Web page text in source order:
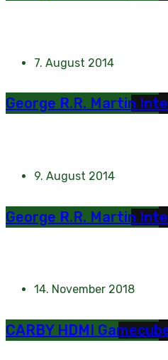
7. August 2014
George R.R. Martin
9. August 2014
George R.R. Martin
14. November 2018
CARBY HDMI